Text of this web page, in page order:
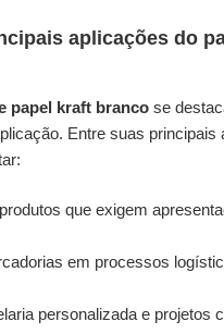
aplicações do
papel kraft branco se
Entre suas principais
que exigem
em processos
personalizada e projetos